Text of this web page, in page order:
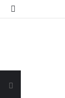
Random
Search